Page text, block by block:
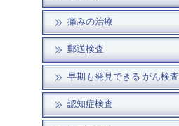
痛みの治療
郵送検査
早期も発見できる がん検査
認知症検査